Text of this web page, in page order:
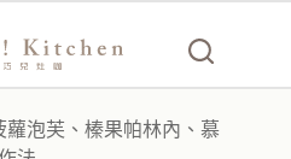
泡芙、榛果帕林內、慕